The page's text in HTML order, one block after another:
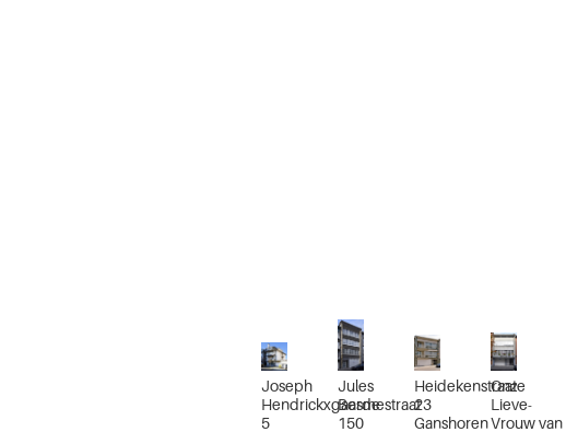
Joseph
Hendrickxgaarde
5
Jules
Besmestraat
150
Heidekenstraat
23
Ganshoren
Onze
Lieve-
Vrouw van